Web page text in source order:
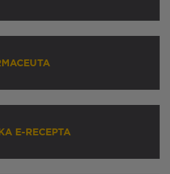
E-RECEPTA